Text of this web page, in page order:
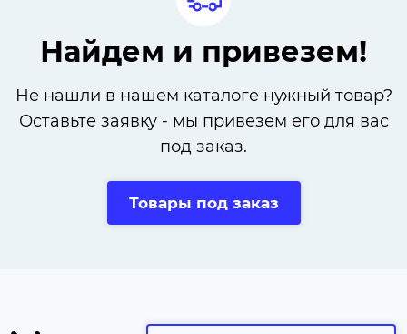
Найдем и привезем!
Не нашли в нашем каталоге нужный товар?
Оставьте заявку - мы привезем его для вас
под заказ.
Товары под заказ